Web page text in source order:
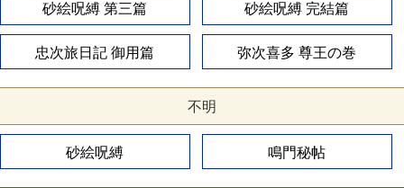
砂絵呪縛 第三篇 砂絵呪縛 完結篇
忠次旅日記 御用篇 弥次喜多 尊王の巻
不明
砂絵呪縛 鳴門秘帖